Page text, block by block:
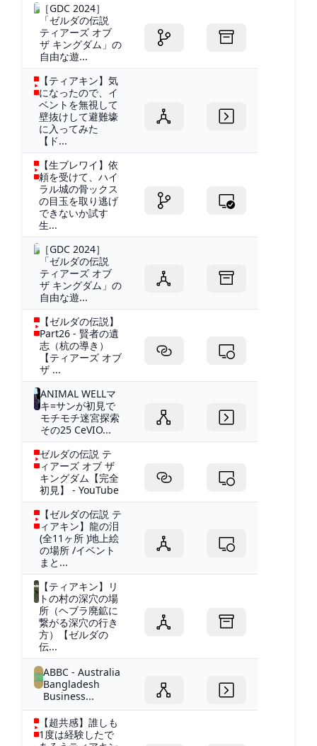
［GDC 2024］
「ゼルダの伝説
ティアーズ オブ
ザ キングダム」の
自由な遊...
【ティアキン】気
になったので、イ
ベントを無視して
壁抜けして避難壕
に入ってみた
【ド...
【生ブレワイ】依
頼を受けて、ハイ
ラル城の骨ックス
の目玉を取り逃げ
できないか試す
生...
［GDC 2024］
「ゼルダの伝説
ティアーズ オブ
ザ キングダム」の
自由な遊...
【ゼルダの伝説】
Part26 - 賢者の遺
志（杭の導き）
【ティアーズ オブ
ザ ...
ANIMAL WELLマ
キ=サンが初見で
モチモチ迷宮探索
その25 CeVIO...
ゼルダの伝説 テ
ィアーズ オブ ザ
キングダム【完全
初見】 - YouTube
【ゼルダの伝説 テ
ィアキン】龍の泪
(全11ヶ所 )地上絵
の場所 /イベント
まと...
【ティアキン】リ
トの村の深穴の場
所（ヘブラ廃鉱に
繋がる深穴の行き
方）【ゼルダの
伝...
ABBC - Australia
Bangladesh
Business...
【超共感】誰しも
1度は経験したで